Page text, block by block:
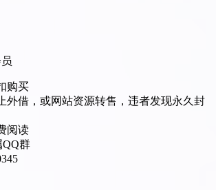
购买
外借，或网站资源转售，违者发现永久封
阅读
群